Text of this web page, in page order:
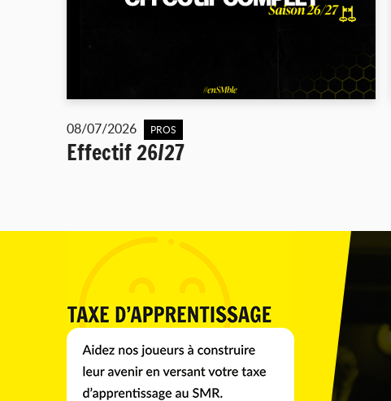
08/07/2026 PROS
Effectif 26/27